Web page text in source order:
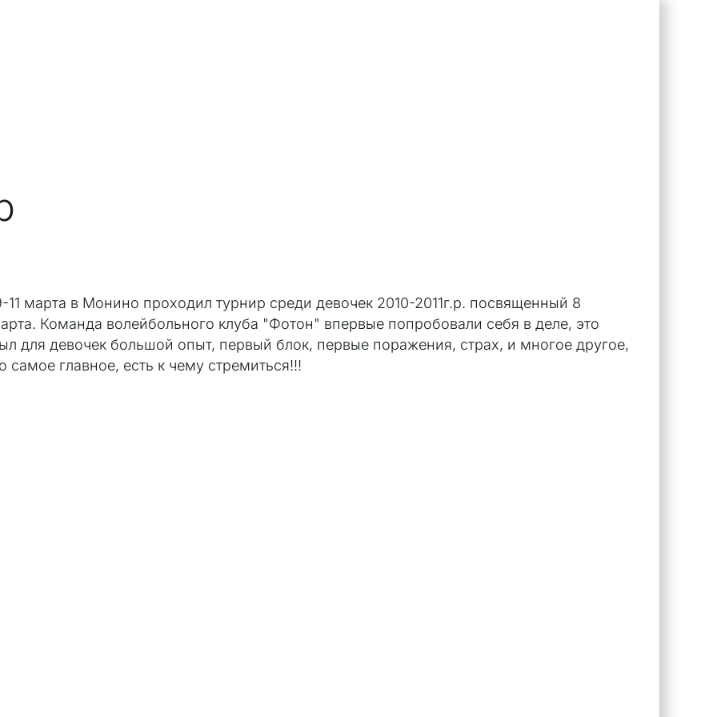
11 марта в Монино проходил турнир среди девочек 2010-2011г.р. посвященный 8
Команда волейбольного клуба "Фотон" впервые попробовали себя в деле, это
для девочек большой опыт, первый блок, первые поражения, страх, и многое другое,
самое главное, есть к чему стремиться!!!